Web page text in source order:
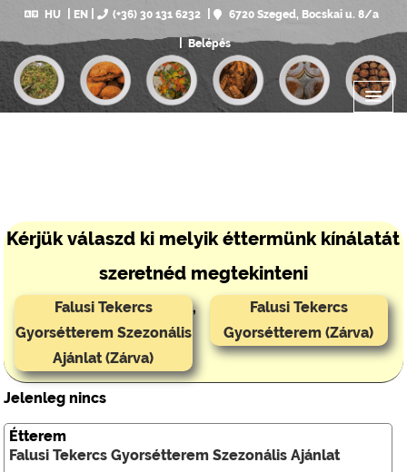
HU EN (+36) 30 131 6232 6720 Szeged, Bocskai u. 8/a
Belépés
Kérjük válaszd ki melyik éttermünk kínálatát
szeretnéd megtekinteni
Falusi Tekercs
Gyorsétterem Szezonális
Ajánlat (Zárva)
,
Falusi Tekercs
Gyorsétterem (Zárva)
Jelenleg nincs
Étterem
Falusi Tekercs Gyorsétterem Szezonális Ajánlat